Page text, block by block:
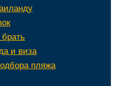
и виза
пляжа